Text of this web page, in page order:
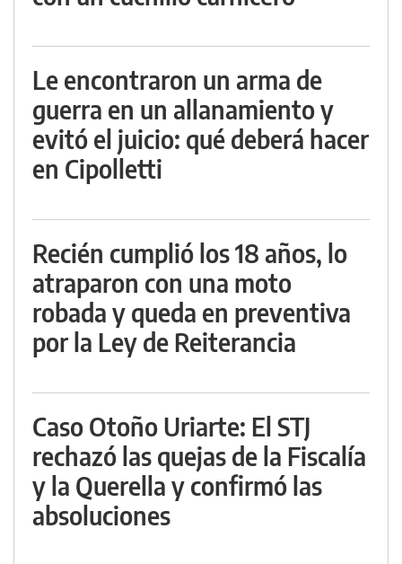
Le encontraron un arma de
guerra en un allanamiento y
evitó el juicio: qué deberá hacer
en Cipolletti
Recién cumplió los 18 años, lo
atraparon con una moto
robada y queda en preventiva
por la Ley de Reiterancia
Caso Otoño Uriarte: El STJ
rechazó las quejas de la Fiscalía
y la Querella y confirmó las
absoluciones